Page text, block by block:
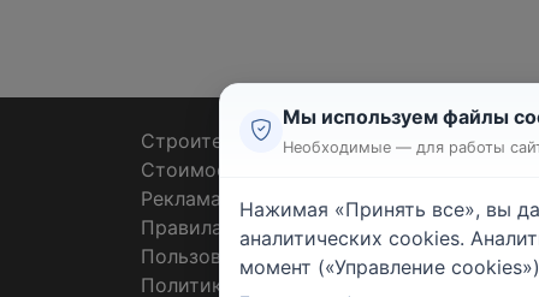
Строительные тендеры
Стоимость работ
Реклама
Правила
Пользовательское соглашение
Политика конфиденциальности
Мы используем файлы
Необходимые — для работы
Нажимая «Принять все», вы
аналитических cookies.
момент («Управление